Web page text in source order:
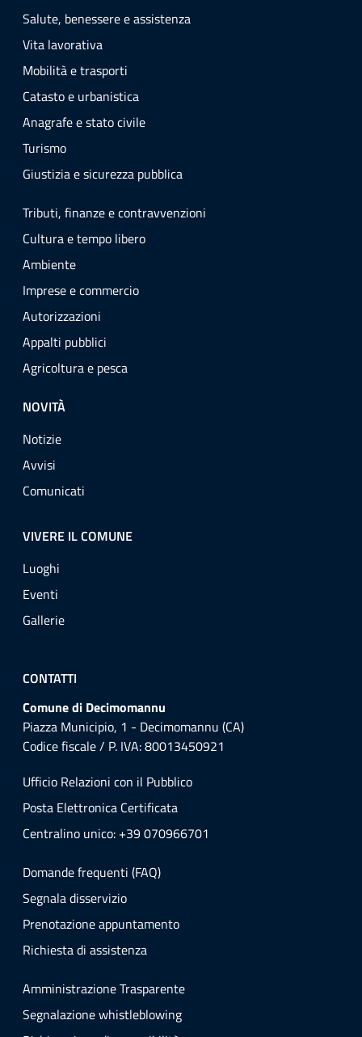
Salute, benessere e assistenza
Vita lavorativa
Mobilità e trasporti
Catasto e urbanistica
Anagrafe e stato civile
Turismo
Giustizia e sicurezza pubblica
Tributi, finanze e contravvenzioni
Cultura e tempo libero
Ambiente
Imprese e commercio
Autorizzazioni
Appalti pubblici
Agricoltura e pesca
NOVITÀ
Notizie
Avvisi
Comunicati
VIVERE IL COMUNE
Luoghi
Eventi
Gallerie
CONTATTI
Comune di Decimomannu
Piazza Municipio, 1 - Decimomannu (CA)
Codice fiscale / P. IVA: 80013450921
Ufficio Relazioni con il Pubblico
Posta Elettronica Certificata
Centralino unico: +39 070966701
Domande frequenti (FAQ)
Segnala disservizio
Prenotazione appuntamento
Richiesta di assistenza
Amministrazione Trasparente
Segnalazione whistleblowing